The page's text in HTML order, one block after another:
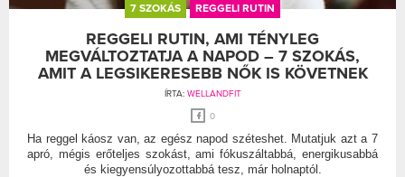
7 SZOKÁS REGGELI RUTIN
REGGELI RUTIN, AMI TÉNYLEG
MEGVÁLTOZTATJA A NAPOD – 7 SZOKÁS,
AMIT A LEGSIKERESEBB NŐK IS KÖVETNEK
ÍRTA: WELLANDFIT
0
Ha reggel káosz van, az egész napod széteshet. Mutatjuk azt a 7
apró, mégis erőteljes szokást, ami fókuszáltabbá, energikusabbá
és kiegyensúlyozottabbá tesz, már holnaptól.